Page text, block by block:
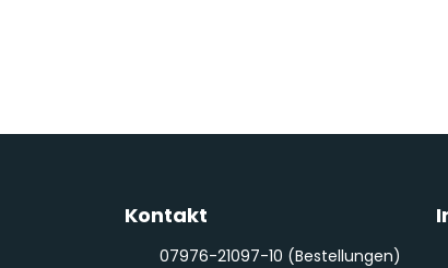
Kontakt
07976-21097-10 (Bestellungen)